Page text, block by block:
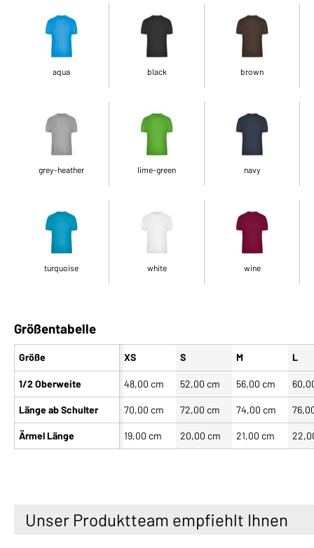
aqua black brown
grey-heather lime-green navy
turquoise white wine
Größentabelle
Größe
1/2 Oberweite
Länge ab Schulter
Ärmel Länge
XS S M L
48,00 cm 52,00 cm 56,00 cm
70,00 cm 72,00 cm 74,00 cm
19,00 cm 20,00 cm 21,00 cm
Unser Produktteam empfiehlt Ihnen